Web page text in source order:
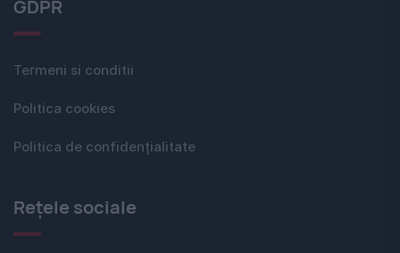
GDPR
Termeni si conditii
Politica cookies
Politica de confidențialitate
Rețele sociale